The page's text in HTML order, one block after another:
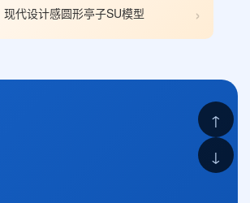
现代设计感圆形亭子SU模型 ›
↑
↓